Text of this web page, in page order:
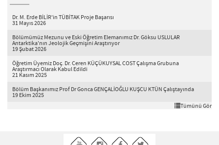
Dr. M. Erde BİLİR'in TÜBİTAK Proje Başarısı
31 Mayıs 2026
Bölümümüz Mezunu ve Eski Öğretim Elemanımız Dr. Göksu USLULAR
Antarktika'nın Jeolojik Geçmişini Araştırıyor
19 Şubat 2026
Öğretim Üyemiz Doç. Dr. Ceren KÜÇÜKUYSAL COST Çalışma Grubuna
Araştırmacı Olarak Kabul Edildi
21 Kasım 2025
Bölüm Başkanımız Prof Dr Gonca GENÇALİOĞLU KUŞCU KTÜN Çalıştayında
19 Ekim 2025
Tümünü Gör